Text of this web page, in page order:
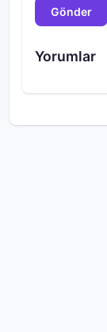
Gönder
Yorumlar